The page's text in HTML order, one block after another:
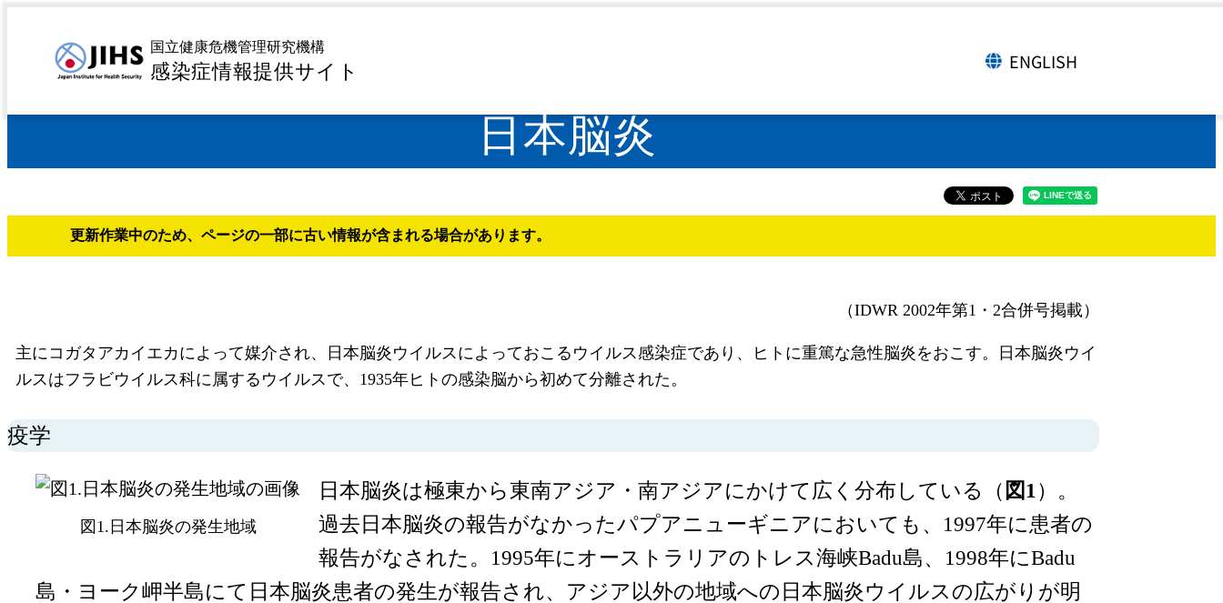
国立健康危機管理研究機構
感染症情報提供サイト 言語切り替え
ENGLISH
トップページ> 日本脳炎
日本脳炎
更新作業中のため、ページの一部に古い情報が含まれる場合があります。
（IDWR 2002年第1・2合併号掲載）
主にコガタアカイエカによって媒介され、日本脳炎ウイルスによっておこるウイルス感染症であり、ヒトに重篤な急性脳炎をおこす。日本脳炎ウイ
ルスはフラビウイルス科に属するウイルスで、1935年ヒトの感染脳から初めて分離された。
疫学
図1.日本脳炎の発生地域
日本脳炎は極東から東南アジア・南アジアにかけて広く分布している（ 図1 ）。
過去日本脳炎の報告がなかったパプアニューギニアにおいても、1997年に患者の
報告がなされた。1995年にオーストラリアのトレス海峡Badu島、1998年にBadu
島・ヨーク岬半島にて日本脳炎患者の発生が報告され、アジア以外の地域への日本脳炎ウイルスの広がりが明